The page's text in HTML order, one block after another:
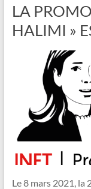
LA
HALIMI »
Le 8 mars 2021, la